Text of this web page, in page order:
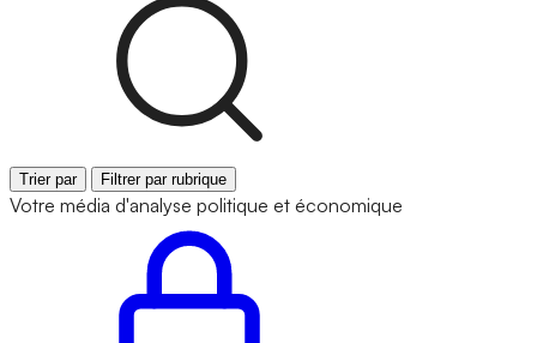
Trier par Filtrer par rubrique
Votre média d'analyse politique et économique